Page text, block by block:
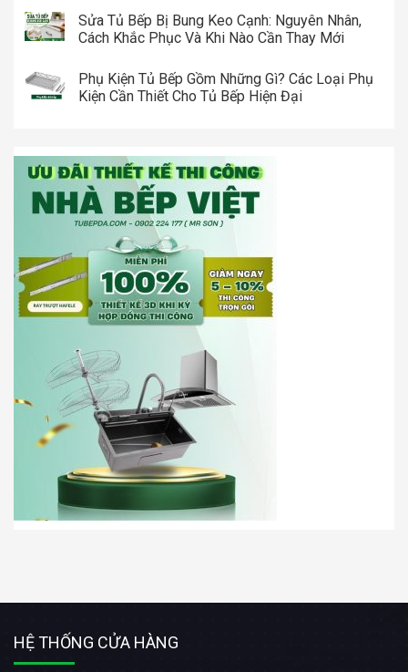
Sửa Tủ Bếp Bị Bung Keo Cạnh: Nguyên Nhân,
Cách Khắc Phục Và Khi Nào Cần Thay Mới
Phụ Kiện Tủ Bếp Gồm Những Gì? Các Loại Phụ
Kiện Cần Thiết Cho Tủ Bếp Hiện Đại
HỆ THỐNG CỬA HÀNG